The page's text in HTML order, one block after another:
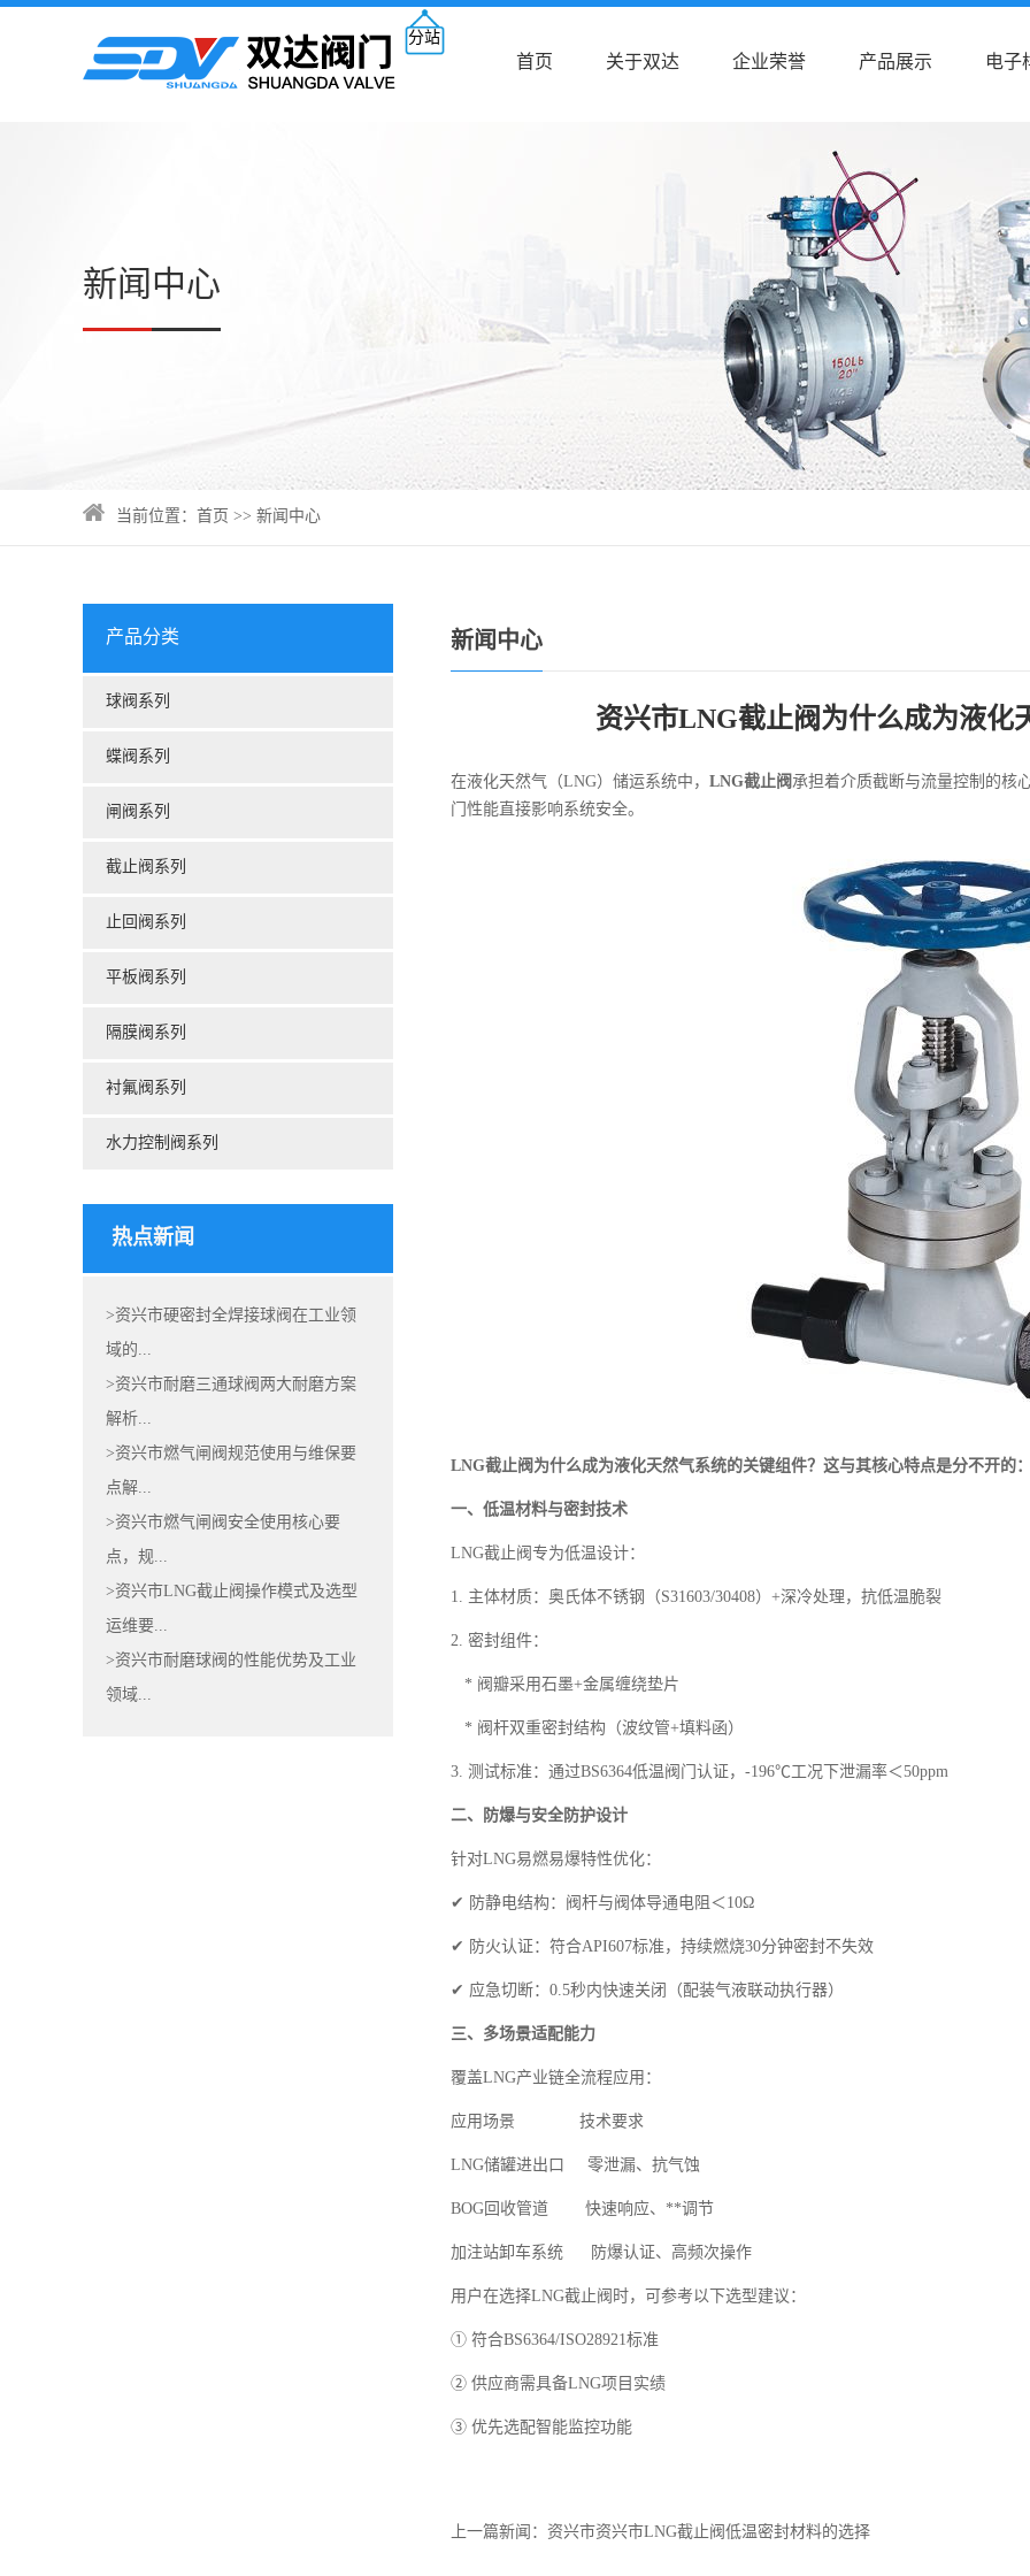
分站
首页 关于双达 企业荣誉 产品展示 电子
新闻中心
当前位置： 首页 >> 新闻中心
产品分类
球阀系列
蝶阀系列
闸阀系列
截止阀系列
止回阀系列
平板阀系列
隔膜阀系列
衬氟阀系列
水力控制阀系列
热点新闻
>资兴市硬密封全焊接球阀在工业领
域的...
>资兴市耐磨三通球阀两大耐磨方案
解析...
>资兴市燃气闸阀规范使用与维保要
点解...
>资兴市燃气闸阀安全使用核心要
点，规...
>资兴市LNG截止阀操作模式及选型
运维要...
>资兴市耐磨球阀的性能优势及工业
领域...
新闻中心
资兴市LNG截止阀为什么成为液化
在液化天然气（LNG）储运系统中， LNG截止阀 承担着介质截断与流量控制的核
门性能直接影响系统安全。
LNG截止阀为什么成为液化天然气系统的关键组件？这与其核心特点是分不开的
一、低温材料与密封技术
LNG截止阀专为低温设计：
1. 主体材质：奥氏体不锈钢（S31603/30408）+深冷处理，抗低温脆裂
2. 密封组件：
* 阀瓣采用石墨+金属缠绕垫片
* 阀杆双重密封结构（波纹管+填料函）
3. 测试标准：通过BS6364低温阀门认证，-196℃工况下泄漏率＜50ppm
二、防爆与安全防护设计
针对LNG易燃易爆特性优化：
✔ 防静电结构：阀杆与阀体导通电阻＜10Ω
✔ 防火认证：符合API607标准，持续燃烧30分钟密封不失效
✔ 应急切断：0.5秒内快速关闭（配装气液联动执行器）
三、多场景适配能力
覆盖LNG产业链全流程应用：
应用场景 技术要求
LNG储罐进出口 零泄漏、抗气蚀
BOG回收管道 快速响应、**调节
加注站卸车系统 防爆认证、高频次操作
用户在选择LNG截止阀时，可参考以下选型建议：
① 符合BS6364/ISO28921标准
② 供应商需具备LNG项目实绩
③ 优先选配智能监控功能
上一篇新闻：资兴市资兴市LNG截止阀低温密封材料的选择